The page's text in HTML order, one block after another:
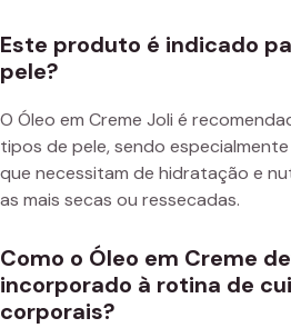
Este produto é indicado
pele?
O Óleo em Creme Joli é
tipos de pele, sendo
que necessitam de hidratação e
as mais secas ou ressecadas.
Como o Óleo em Creme
incorporado à rotina de
corporais?